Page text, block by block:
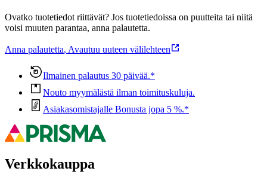
Ovatko tuotetiedot riittävät? Jos tuotetiedoissa on puutteita tai niitä
voisi muuten parantaa, anna palautetta.
Anna palautetta, Avautuu uuteen välilehteen
Ilmainen palautus 30 päivää.*
Nouto myymälästä ilman toimituskuluja.
Asiakasomistajalle Bonusta jopa 5 %.*
Verkkokauppa